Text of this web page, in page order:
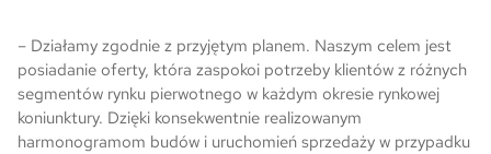
– Działamy zgodnie z przyjętym planem. Naszym celem jest
posiadanie oferty, która zaspokoi potrzeby klientów z różnych
segmentów rynku pierwotnego w każdym okresie rynkowej
koniunktury. Dzięki konsekwentnie realizowanym
harmonogramom budów i uruchomień sprzedaży w przypadku
Program Poleceń ATAL
Polecaj i zyskaj nawet 5 000 zł
NOWOŚĆ
ATAL Floriana w Szczecinie